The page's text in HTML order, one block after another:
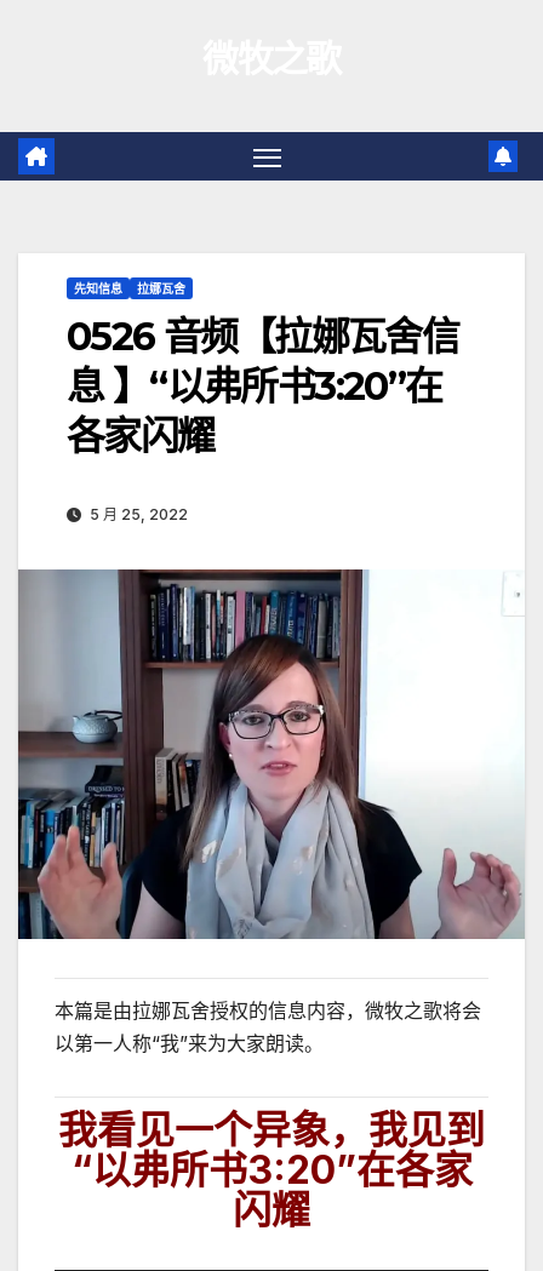
容
先知信息 拉娜瓦舍
0526 音频【拉娜瓦舍信
息 】“以弗所书3:20”在
各家闪耀
5 月 25, 2022
本篇是由拉娜瓦舍授权的信息内容，微牧之歌将会
以第一人称“我”来为大家朗读。
我看见一个异象，我见到
“以弗所书3:20”在各家
闪耀